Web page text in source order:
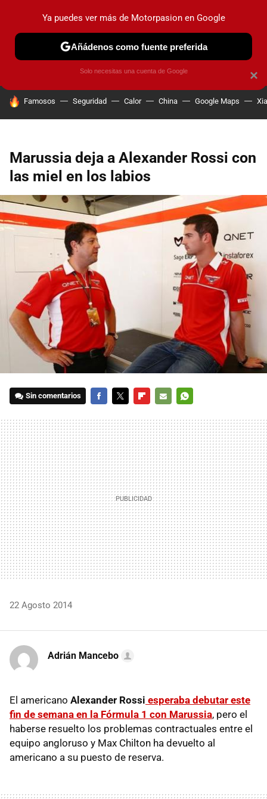
PRUEBAS COCHES ELÉCTRICOS OBSERVATORIO
HOY SE HABLA DE
Famosos Seguridad Calor China Google Maps
Marussia deja a Alexander Rossi con
las miel en los labios
Sin comentarios
MAIL
22 Agosto 2014
Adrián Mancebo
El americano Alexander Rossi esperaba debutar este
fin de semana en la Fórmula 1 con Marussia, pero el
haberse resuelto los problemas contractuales entre el
equipo angloruso y Max Chilton ha devuelto al
americano a su puesto de reserva.
×
Ya puedes ver más de Motorpasion en Google
Añádenos como fuente preferida
Solo necesitas una cuenta de Google